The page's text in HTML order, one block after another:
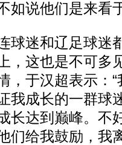
如说他们是来看
迷和辽足球迷
，这也是不可多
，于汉超表示：
我成长的一群球
长达到巅峰。不
们给我鼓励，我